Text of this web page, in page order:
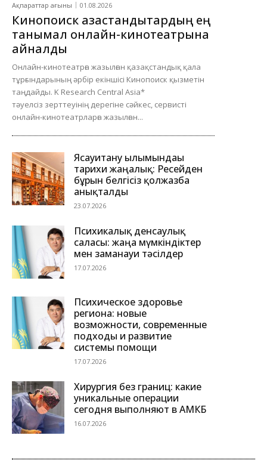
Ақпараттар ағыны 01.08.2026
Кинопоиск қазақстандықтардың ең
танымал онлайн-кинотеатрына
айналды
Онлайн-кинотеатрға жазылған қазақстандық қала
тұрғындарының әрбір екіншісі Кинопоиск қызметін
таңдайды. K Research Central Asia*
тәуелсіз зерттеуінің дерегіне сәйкес, сервисті
онлайн-кинотеатрларға жазылған...
Ясауитану ғылымындағы
тарихи жаңалық: Ресейден
бұрын белгісіз қолжазба
анықталды
23.07.2026
Психикалық денсаулық
саласы: жаңа мүмкіндіктер
мен заманауи тәсілдер
17.07.2026
Психическое здоровье
региона: новые
возможности, современные
подходы и развитие
системы помощи
17.07.2026
Хирургия без границ: какие
уникальные операции
сегодня выполняют в АМКБ
16.07.2026